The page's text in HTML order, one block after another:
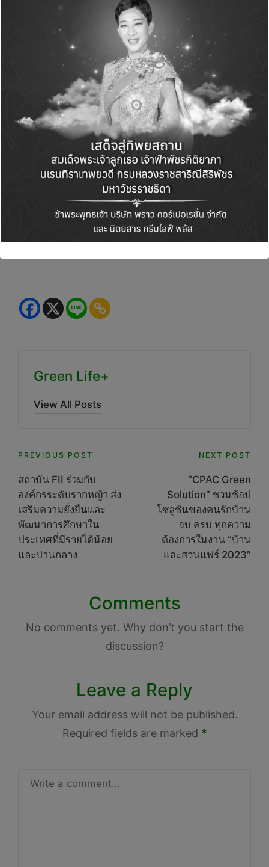
กิจกรรม Meet & Greet อย่างใกล้ชิดกับนักแสดง
หนุ่มชื่อดัง “ณเดชน์ คูกิมิยะ” รวมถึงเพลิดเพลินไป
กับการชิมอาหารแสนอร่อย ในงานแม็คโคร Food
Festival และสนุกกับกิจกรรมท้าสุดยอดนักกินร่วม
แข่งขันกินกุ้ง และแข่งกินจุกับหอยแมลงภู่
นิวซีแลนด์อบชีส ชิงเงินรางวัลมากมาย ภายในงาน
ได้รับกระแสตอบรับอย่างล้นหลามจากผู้ประกอบ
การและลูกค้าชาวสมุทรปราการ รวมถึงพื้นที่ใกล้
เคียง งานจัดขึ้นตั้งแต่วันนี้ – 29 ตุลาคม 2566
#ซีพีแอ็กซ์ตร้า #CPAXTRA #แม็คโคร #makro
#แม็คโครศรีนครินทร์ #ศรีนครินทร์
#สมุทรปราการ #ณเดชน์ #ณเดชน์คูกิมิยะ
Green Life+
View All Posts
Post
navigation
PREVIOUS POST
สถาบัน FII ร่วมกับ
องค์กรระดับรากหญ้า ส่ง
เสริมความยั่งยืนและ
พัฒนาการศึกษาใน
ประเทศที่มีรายได้น้อย
และปานกลาง
NEXT POST
“CPAC Green
Solution” ชวนช้อป
โซลูชันของคนรักบ้าน
จบ ครบ ทุกความ
ต้องการในงาน “บ้าน
และสวนแฟร์ 2023”
Comments
No comments yet. Why don’t you start the
discussion?
Leave a Reply
Your email address will not be published.
Required fields are marked *